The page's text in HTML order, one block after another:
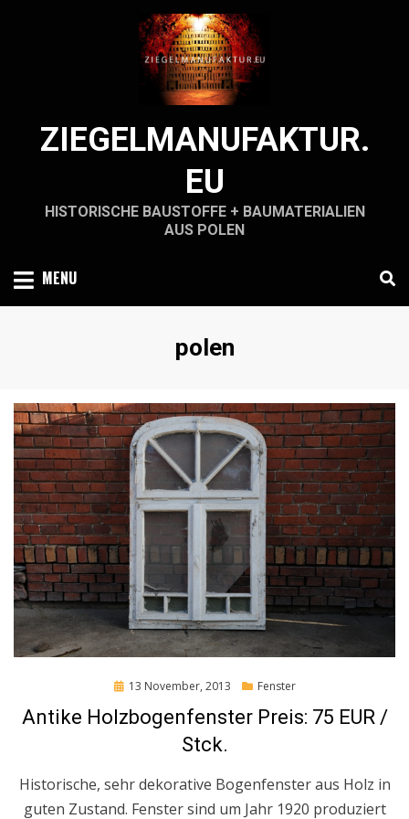
ZIEGELMANUFAKTUR.
EU
HISTORISCHE BAUSTOFFE + BAUMATERIALIEN
AUS POLEN
MENU
Schlagwort
:
polen
Posted
13 November, 2013 Fenster
Antike Holzbogenfenster Preis: 75 EUR /
Stck.
Historische, sehr dekorative Bogenfenster aus Holz in
guten Zustand. Fenster sind um Jahr 1920 produziert